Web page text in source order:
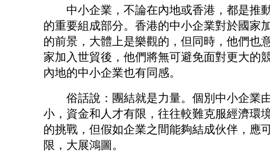
中小企業，不論在內地或香港，都是推
的重要組成部分。香港的中小企業對於國家
的前景，大體上是樂觀的，但同時，他們也
家加入世貿後，他們將無可避免面對更大的
內地的中小企業也有同感。
俗話說：團結就是力量。個別中小企業
小，資金和人才有限，往往較難克服經濟環
的挑戰，但假如企業之間能夠結成伙伴，應
限，大展鴻圖。